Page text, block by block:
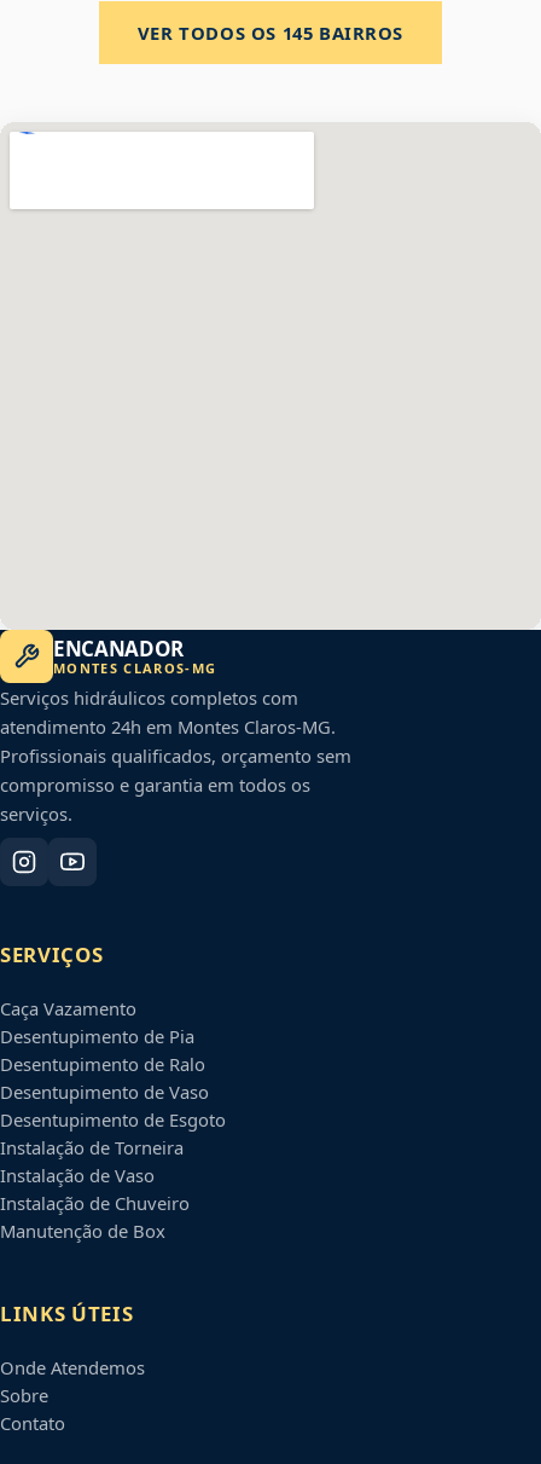
VER TODOS OS 145 BAIRROS
ENCANADOR
MONTES CLAROS- MG
Serviços hidráulicos completos com
atendimento 24h em Montes Claros-MG.
Profissionais qualificados, orçamento sem
compromisso e garantia em todos os
serviços.
SERVIÇOS
Caça Vazamento
Desentupimento de Pia
Desentupimento de Ralo
Desentupimento de Vaso
Desentupimento de Esgoto
Instalação de Torneira
Instalação de Vaso
Instalação de Chuveiro
Manutenção de Box
LINKS ÚTEIS
Onde Atendemos
Sobre
Contato